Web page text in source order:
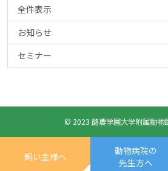
全件表示
お知らせ
セミナー
© 2023 酪農学園大学附属動物
飼い主様へ
動物病院の
先生方へ